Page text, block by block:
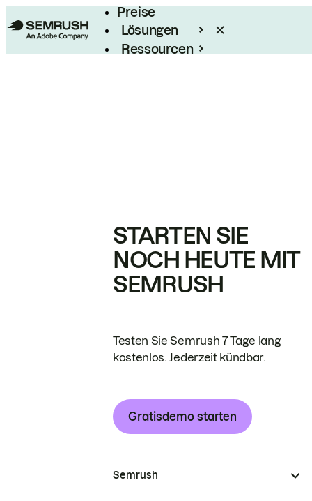
Preise
Lösungen
Ressourcen
STARTEN SIE
NOCH HEUTE MIT
SEMRUSH
Testen Sie Semrush 7 Tage lang
kostenlos. Jederzeit kündbar.
Gratisdemo starten
Semrush